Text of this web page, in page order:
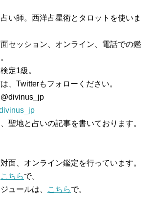
い師。西洋占星術とタロットを使いま
セッション、オンライン、電話での鑑
定1級。
、Twitterもフォローください。
聖地と占いの記事を書いております。
面、オンライン鑑定を行っています。
こちらで。
ュールは、
こちらで。